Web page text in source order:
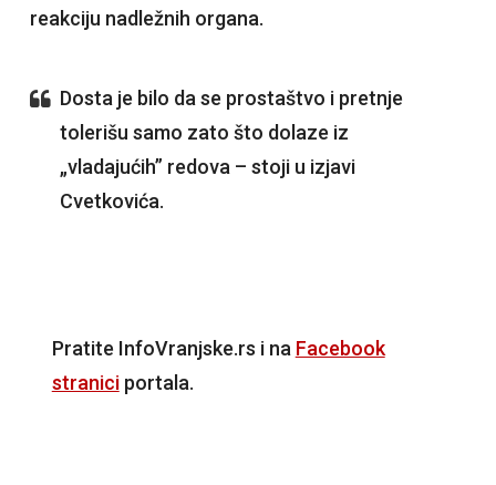
reakciju nadležnih organa.
Dosta je bilo da se prostaštvo i pretnje
tolerišu samo zato što dolaze iz
„vladajućih” redova – stoji u izjavi
Cvetkovića.
Pratite InfoVranjske.rs i na Facebook
straniciportala.